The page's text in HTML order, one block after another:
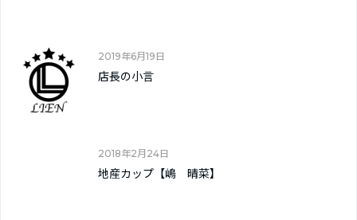
2019年6月19日
店長の小言
2018年2月24日
地産カップ【嶋 晴菜】